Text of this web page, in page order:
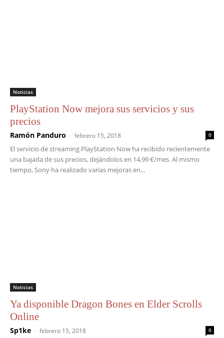
Noticias
PlayStation Now mejora sus servicios y sus
precios
Ramón Panduro - febrero 15, 2018 0
El servicio de streaming PlayStation Now ha recibido recientemente
una bajada de sus precios, dejándolos en 14,99 €/mes. Al mismo
tiempo, Sony ha realizado varias mejoras en...
Noticias
Ya disponible Dragon Bones en Elder Scrolls
Online
Sp1ke - febrero 15, 2018 0